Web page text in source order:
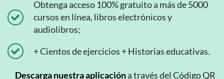
Obtenga acceso 100% gratuito a más de 5000
cursos en línea, libros electrónicos y
audiolibros;
+ Cientos de ejercicios + Historias educativas.
Descarga nuestra aplicacióna través del Código QR